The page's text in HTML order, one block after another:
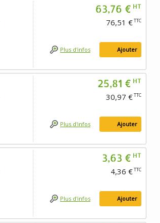
63,76 € HT
76,51 €TTC
Plus d'infos Ajouter
25,81 € HT
30,97 €TTC
Plus d'infos Ajouter
3,63 € HT
4,36 €TTC
Plus d'infos Ajouter